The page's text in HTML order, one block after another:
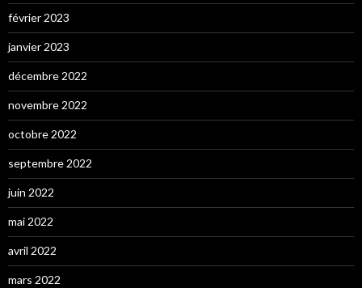
février 2023
janvier 2023
décembre 2022
novembre 2022
octobre 2022
septembre 2022
juin 2022
mai 2022
avril 2022
mars 2022